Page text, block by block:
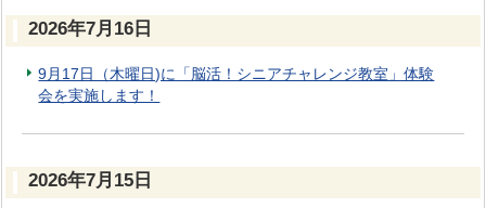
2026年7月16日
9月17日（木曜日)に「脳活！シニアチャレンジ教室」体験
会を実施します！
2026年7月15日